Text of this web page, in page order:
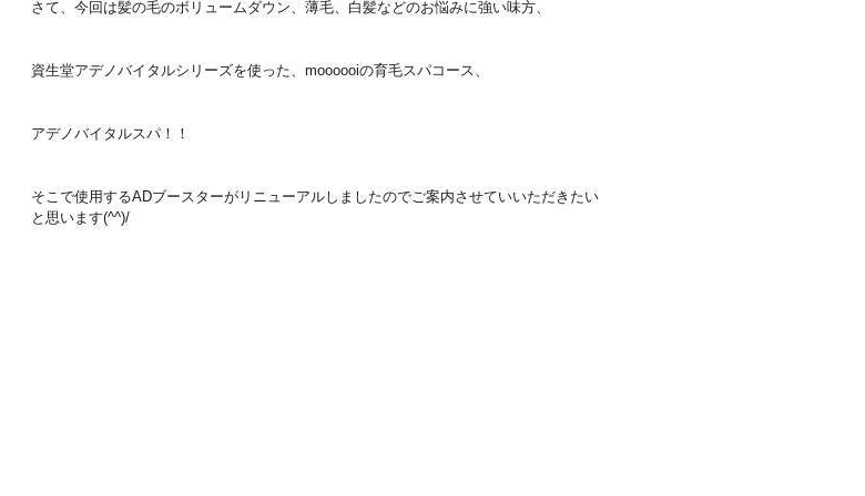
さて、今回は髪の毛のボリュームダウン、薄毛、白髪などのお悩みに強い味方、
資生堂アデノバイタルシリーズを使った、moooooiの育毛スパコース、
アデノバイタルスパ！！
そこで使用するADブースターがリニューアルしましたのでご案内させていいただきたい
と思います(^^)/